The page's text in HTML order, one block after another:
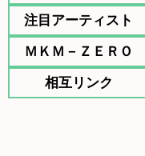
注目アーティスト
ＭＫＭ－ＺＥＲＯ
相互リンク